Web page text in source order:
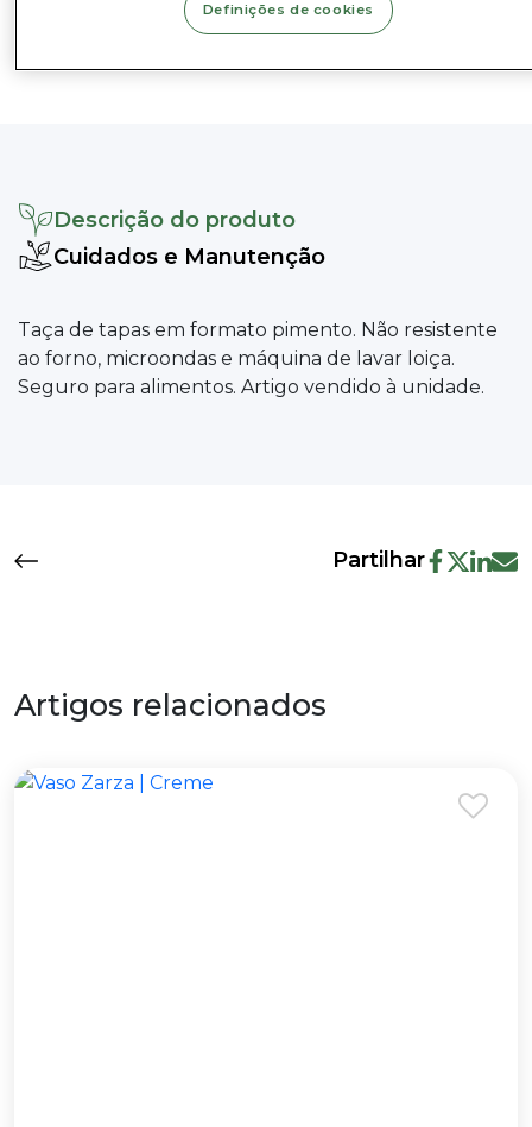
Descrição do produto
Cuidados e Manutenção
Taça de tapas em formato pimento. Não resistente
ao forno, microondas e máquina de lavar loiça.
Seguro para alimentos. Artigo vendido à unidade.
Partilhar
Artigos relacionados
Definições de cookies